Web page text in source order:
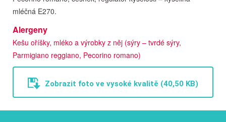
mléčná E270.
Alergeny
Kešu oříšky, mléko a výrobky z něj (sýry – tvrdé sýry,
Parmigiano reggiano, Pecorino romano)
Zobrazit foto ve vysoké kvalitě (40,50 KB)